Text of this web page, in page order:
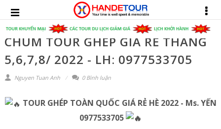
CHÙM TOUR GHÉP GIÁ RẺ THÁNG
5,6,7,8/ 2022 - LH: 0977533705
Nguyen Tuan Anh 0 Bình luận
TOUR GHÉP TOÀN QUỐC GIÁ RẺ HÈ 2022 - Ms. YẾN
0977533705